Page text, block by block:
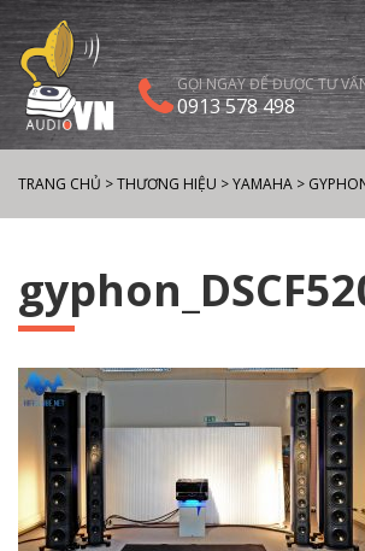
GỌI NGAY ĐỂ ĐƯỢC TƯ
0913 578 498
TRANG CHỦ >THƯƠNG HIỆU >YAMAHA >